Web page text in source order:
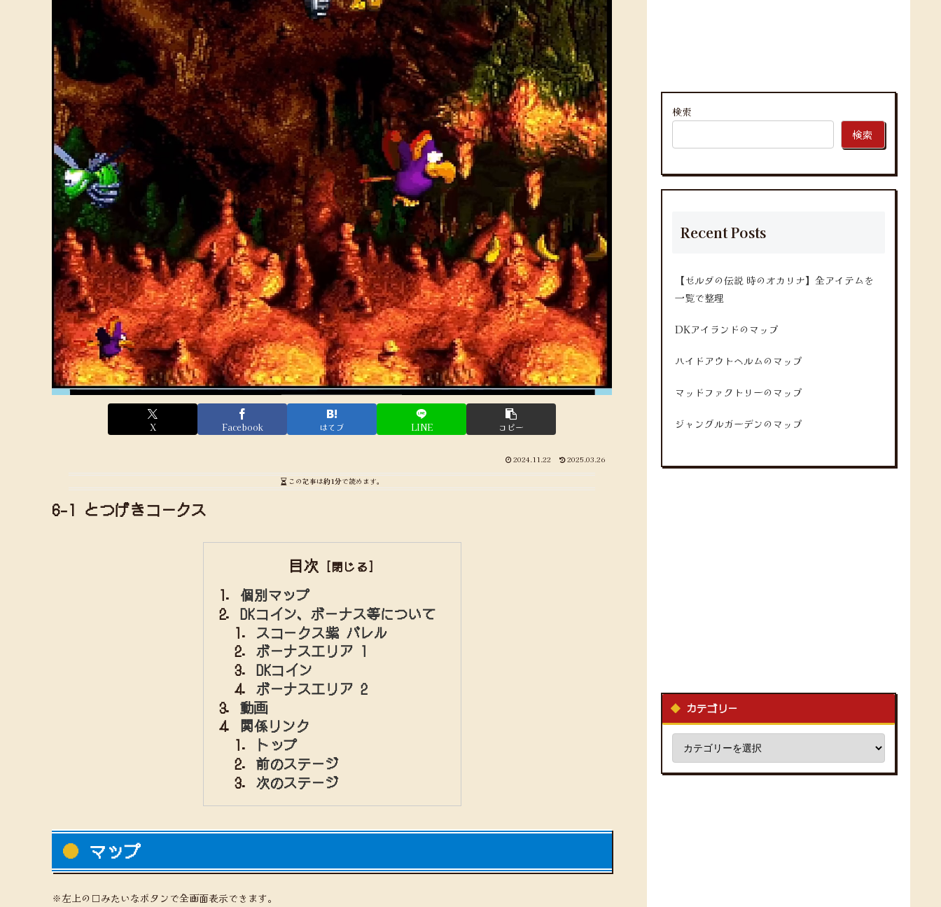
X Facebook はてブ LINE コピー
2024.11.22 2025.03.26
この記事は約1分で読めます。
6-1 とつげきコークス
目次
個別マップ
DKコイン、ボーナス等について
スコークス紫 バレル
ボーナスエリア 1
DKコイン
ボーナスエリア 2
動画
関係リンク
トップ
前のステージ
次のステージ
マップ
※左上の□みたいなボタンで全画面表示できます。
検索
検索
Recent Posts
【ゼルダの伝説 時のオカリナ】全アイテムを
一覧で整理
DKアイランドのマップ
ハイドアウトヘルムのマップ
マッドファクトリーのマップ
ジャングルガーデンのマップ
カテゴリー